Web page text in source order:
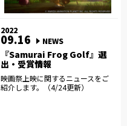
2022
09.16 NEWS
『Samurai Frog Golf』選
出・受賞情報
映画祭上映に関するニュースをご
紹介します。（4/24更新）